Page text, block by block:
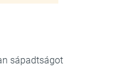
sápadtságot